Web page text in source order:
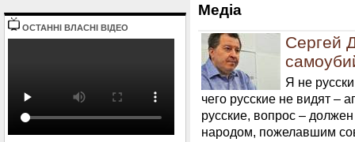
ОСТАННI ВЛАСНI ВIДЕО
Медiа
Сергей
Я не
чего русские не видят –
русские, вопрос –
народом, пожелавшим